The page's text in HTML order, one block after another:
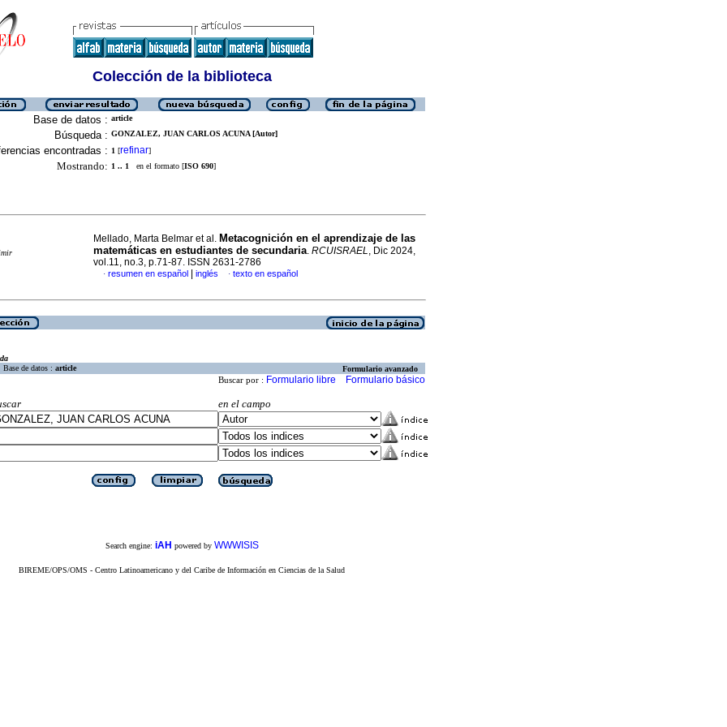
Colección de la biblioteca
Base de datos : article
Búsqueda : GONZALEZ, JUAN CARLOS ACUNA [Autor]
encontradas : 1 [refinar]
Mostrando: 1 .. 1 en el formato [ISO 690]
Mellado, Marta Belmar et al. Metacognición en el aprendizaje de las
matemáticas en estudiantes de secundaria. RCUISRAEL, Dic 2024,
vol.11, no.3, p.71-87. ISSN 2631-2786
· resumen en español inglés · texto en español
Base de datos : article Formulario avanzado
Buscar por : Formulario libre Formulario básico
en el campo
Search engine: iAH powered by WWWISIS
BIREME/OPS/OMS - Centro Latinoamericano y del Caribe de Información en Ciencias de la Salud